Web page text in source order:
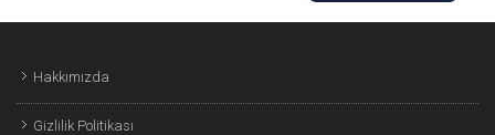
Hakkımızda
Gizlilik Politikası